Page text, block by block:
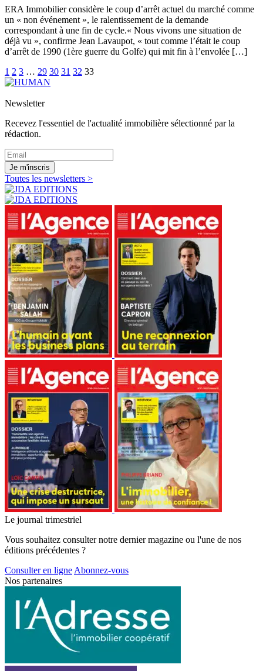
ERA Immobilier considère le coup d’arrêt actuel du marché comme
un « non événement », le ralentissement de la demande
correspondant à une fin de cycle.« Nous vivons une situation de
déjà vu », confirme Jean Lavaupot, « tout comme l’était le coup
d’arrêt de 1990 (1ère guerre du Golfe) qui mit fin à l’envolée […]
1 2 3 … 29 30 31 32 33
Newsletter
Recevez l'essentiel de l'actualité immobilière sélectionné par la
rédaction.
Je m'inscris
Toutes les newsletters >
Le journal trimestriel
Vous souhaitez consulter notre dernier magazine ou l'une de nos
éditions précédentes ?
Consulter en ligne Abonnez-vous
Nos partenaires